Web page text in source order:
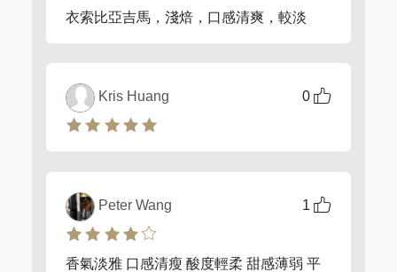
衣索比亞吉馬，淺焙，口感清爽，較淡
0
Kris Huang
1
Peter Wang
香氣淡雅 口感清瘦 酸度輕柔 甜感薄弱 平